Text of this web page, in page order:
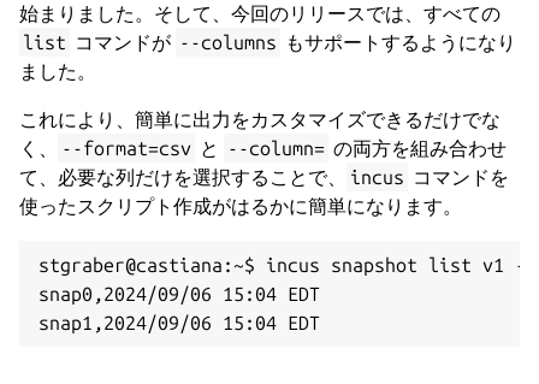
始まりました。そして、今回のリリースでは、すべての
list コマンドが --columns
もサポートするようになり
ました。
これにより、簡単に出力をカスタマイズできるだけでな
く、
--format=csv と --column= の両方を組み合わせ
て、必要な列だけを選択することで、
incus コマンドを
使ったスクリプト作成がはるかに簡単になります。
stgraber@castiana:~$ incus snapshot list v1 --
snap0,2024/09/06 15:04 EDT